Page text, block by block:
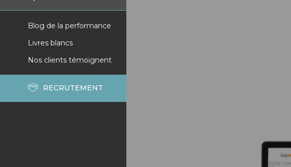
Blog de la performance
Livres blancs
Nos clients témoignent
RECRUTEMENT